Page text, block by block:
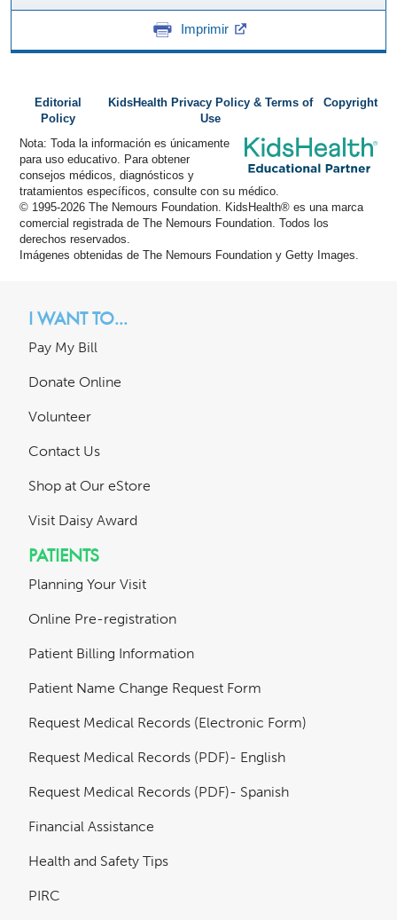
Imprimir
Editorial
Policy
KidsHealth Privacy Policy & Terms of
Use
Copyright
Nota: Toda la información es únicamente
para uso educativo. Para obtener
consejos médicos, diagnósticos y
tratamientos específicos, consulte con su médico.
© 1995-2026 The Nemours Foundation. KidsHealth® es una marca
comercial registrada de The Nemours Foundation. Todos los
derechos reservados.
Imágenes obtenidas de The Nemours Foundation y Getty Images.
I WANT TO...
Pay My Bill
Donate Online
Volunteer
Contact Us
Shop at Our eStore
Visit Daisy Award
PATIENTS
Planning Your Visit
Online Pre-registration
Patient Billing Information
Patient Name Change Request Form
Request Medical Records (Electronic Form)
Request Medical Records (PDF)- English
Request Medical Records (PDF)- Spanish
Financial Assistance
Health and Safety Tips
PIRC